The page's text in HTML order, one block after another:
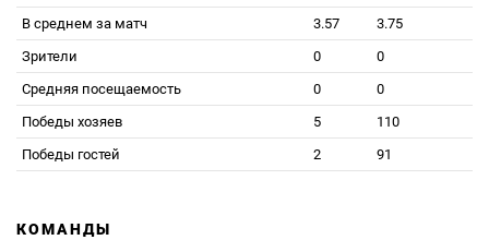
В среднем за матч
3.57
3.75
Зрители
0
0
Средняя посещаемость
0
0
Победы хозяев
5
110
Победы гостей
2 91
КОМАНДЫ